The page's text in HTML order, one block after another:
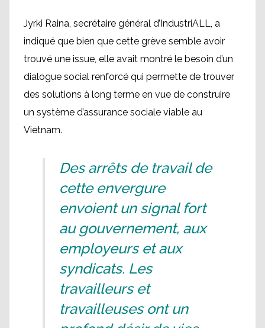
Jyrki Raina, secrétaire général d’IndustriALL, a
indiqué que bien que cette grève semble avoir
trouvé une issue, elle avait montré le besoin d’un
dialogue social renforcé qui permette de trouver
des solutions à long terme en vue de construire
un système d’assurance sociale viable au
Vietnam.
Des arrêts de travail de
cette envergure
envoient un signal fort
au gouvernement, aux
employeurs et aux
syndicats. Les
travailleurs et
travailleuses ont un